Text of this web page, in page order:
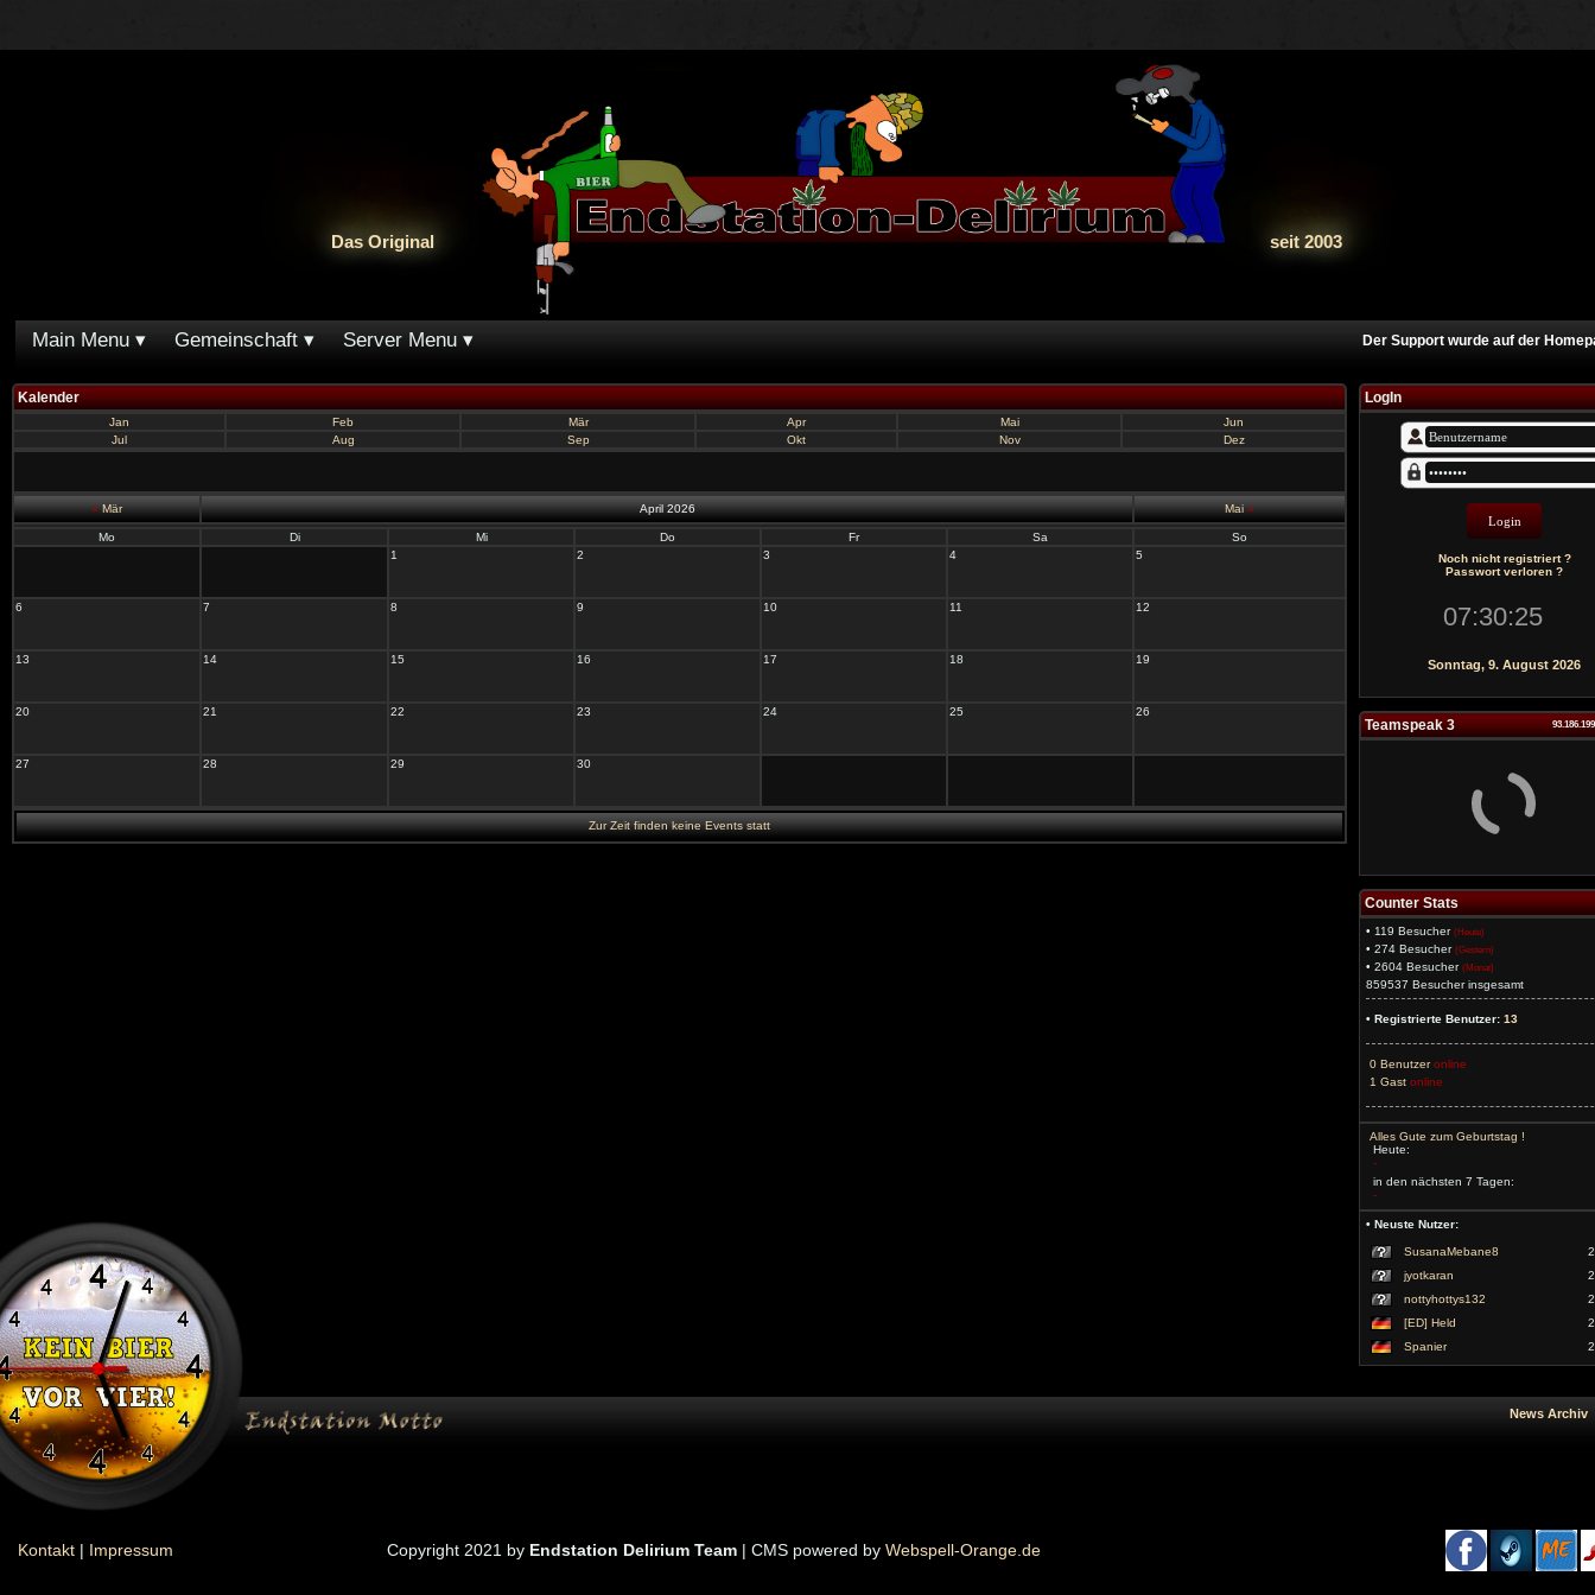
Das Original seit 2003
Main Menu Gemeinschaft Server Menu Der Support wurde auf der
Kalender
Jan Feb Mär Apr Mai
Jun
Jul
Aug Sep Okt Nov Dez
«Mär April 2026 Mai»
Mo Di Mi Do Fr Sa
So
1
2 3 4 5
6 7 8 9 10 11 12
13 14 15 16 17 18 19
20 21 22 23 24 25 26
27 28 29 30
Zur Zeit finden keine Events statt
LogIn
Noch nicht registriert ?
Passwort verloren ?
Sonntag, 9. August 2026
Teamspeak 3
Counter Stats
• 119 Besucher (Heute)
• 274 Besucher (Gestern)
• 2604 Besucher (Monat)
859537 Besucher insgesamt
• Registrierte Benutzer: 13
0 Benutzeronline
1 Gast online
Alles Gute zum Geburtstag !
Heute:
-
in den nächsten 7 Tagen:
-
• Neuste Nutzer:
SusanaMebane8
jyotkaran
nottyhottys132
[ED] Held
Spanier
News
Kontakt | Impressum Copyright 2021 by Endstation Delirium Team | CMS powered by Webspell-Orange.de